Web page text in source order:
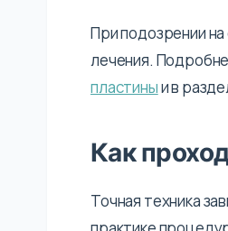
При подозрении
лечения.
пластиныи в
Как
Точная техника